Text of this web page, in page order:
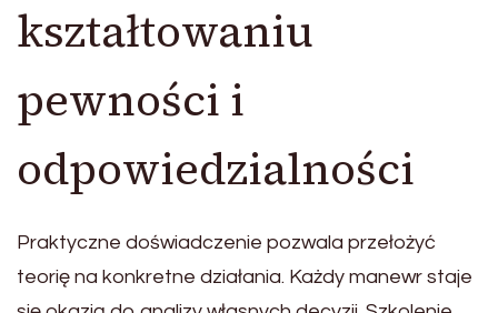
kształtowaniu
pewności i
odpowiedzialności
Praktyczne doświadczenie pozwala przełożyć
teorię na konkretne działania. Każdy manewr staje